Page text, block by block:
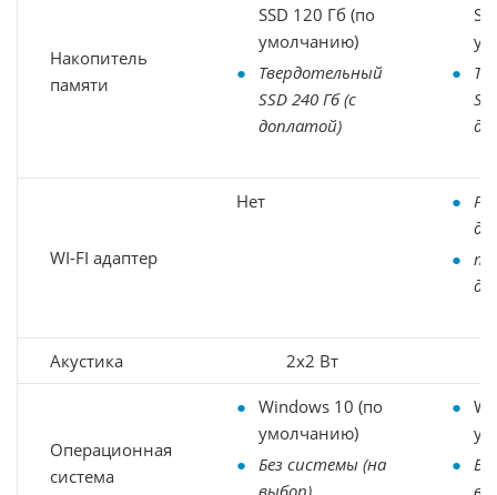
Накопитель
памяти
SSD 120 Гб (по
умолчанию)
Твердотельный
SSD 240 Гб (с
доплатой)
WI-FI адаптер
Нет
Акустика 2х2 Вт
Операционная
система
Windows 10 (по
умолчанию)
Без системы (на
выбор)